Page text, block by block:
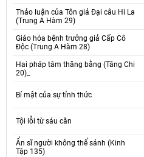
Thảo luận của Tôn giả Đại câu Hi La
(Trung A Hàm 29)
Giáo hóa bệnh trưởng giả Cấp Cô
Độc (Trung A Hàm 28)
Hai pháp tâm thăng bằng (Tăng Chi
20)_
Bí mật của sự tỉnh thức
Tội lỗi từ sáu căn
Ẩn sĩ người không thể sánh (Kinh
Tập 135)